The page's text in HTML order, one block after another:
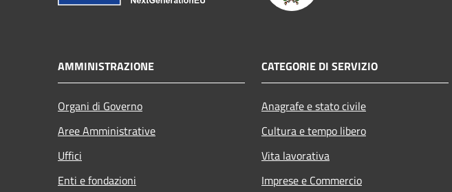
AMMINISTRAZIONE
Organi di Governo
Aree Amministrative
Uffici
Enti e fondazioni
CATEGORIE DI SERVIZIO
Anagrafe e stato civile
Cultura e tempo libero
Vita lavorativa
Imprese e Commercio